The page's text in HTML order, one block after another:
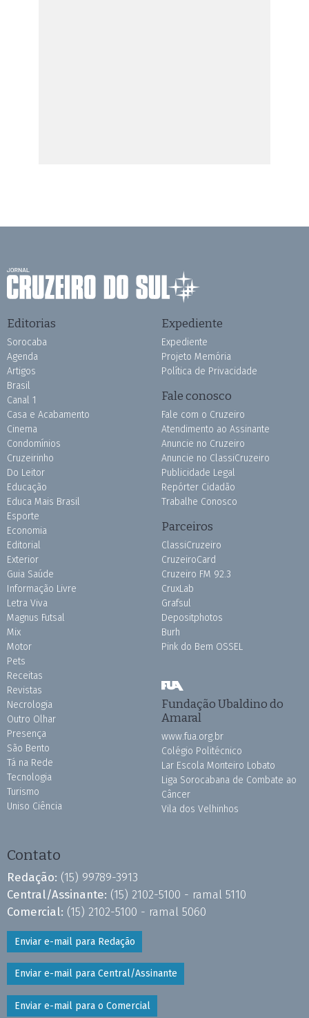
Editorias
Sorocaba
Agenda
Artigos
Brasil
Canal 1
Casa e Acabamento
Cinema
Condomínios
Cruzeirinho
Do Leitor
Educação
Educa Mais Brasil
Esporte
Economia
Editorial
Exterior
Guia Saúde
Informação Livre
Letra Viva
Magnus Futsal
Mix
Motor
Pets
Receitas
Revistas
Necrologia
Outro Olhar
Presença
São Bento
Tá na Rede
Tecnologia
Turismo
Uniso Ciência
Expediente
Expediente
Projeto Memória
Política de Privacidade
Fale conosco
Fale com o Cruzeiro
Atendimento ao Assinante
Anuncie no Cruzeiro
Anuncie no ClassiCruzeiro
Publicidade Legal
Repórter Cidadão
Trabalhe Conosco
Parceiros
ClassiCruzeiro
CruzeiroCard
Cruzeiro FM 92.3
CruxLab
Grafsul
Depositphotos
Burh
Pink do Bem OSSEL
Fundação Ubaldino do
Amaral
www.fua.org.br
Colégio Politécnico
Lar Escola Monteiro Lobato
Liga Sorocabana de Combate ao
Câncer
Vila dos Velhinhos
Contato
Redação: (15) 99789-3913
Central/Assinante: (15) 2102-5100 - ramal 5110
Comercial: (15) 2102-5100 - ramal 5060
Enviar e-mail para Redação
Enviar e-mail para Central/Assinante
Enviar e-mail para o Comercial